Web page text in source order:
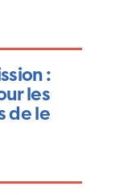
:
les
de le